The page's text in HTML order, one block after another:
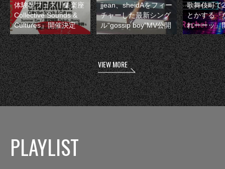
体験型フェス『集楽座
Collective Sounds &
Cultures』開催決定
jjean、sheidAをフィー
チャーした最新シング
ル“gossip boy”MV公開
歌舞伎町で
とかする『
れーーッ』
VIEW MORE
PLAYLIST